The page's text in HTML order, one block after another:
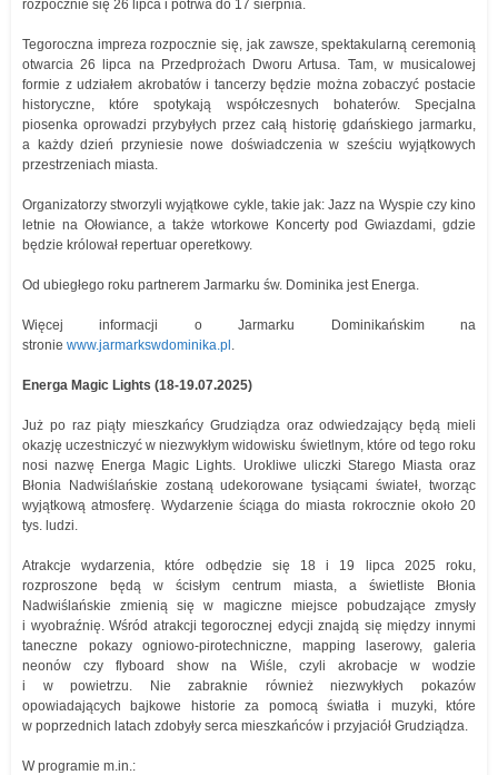
rozpocznie się 26 lipca i potrwa do 17 sierpnia.
Tegoroczna impreza rozpocznie się, jak zawsze, spektakularną ceremonią
otwarcia 26 lipca na Przedprożach Dworu Artusa. Tam, w musicalowej
formie z udziałem akrobatów i tancerzy będzie można zobaczyć postacie
historyczne, które spotykają współczesnych bohaterów. Specjalna
piosenka oprowadzi przybyłych przez całą historię gdańskiego jarmarku,
a każdy dzień przyniesie nowe doświadczenia w sześciu wyjątkowych
przestrzeniach miasta.
Organizatorzy stworzyli wyjątkowe cykle, takie jak: Jazz na Wyspie czy kino
letnie na Ołowiance, a także wtorkowe Koncerty pod Gwiazdami, gdzie
będzie królował repertuar operetkowy.
Od ubiegłego roku partnerem Jarmarku św. Dominika jest Energa.
Więcej informacji o Jarmarku Dominikańskim na
stronie www.jarmarkswdominika.pl
Energa Magic Lights (18-19.07.2025)
Już po raz piąty mieszkańcy Grudziądza oraz odwiedzający będą mieli
okazję uczestniczyć w niezwykłym widowisku świetlnym, które od tego roku
nosi nazwę Energa Magic Lights. Urokliwe uliczki Starego Miasta oraz
Błonia Nadwiślańskie zostaną udekorowane tysiącami świateł, tworząc
wyjątkową atmosferę. Wydarzenie ściąga do miasta rokrocznie około 20
tys. ludzi.
Atrakcje wydarzenia, które odbędzie się 18 i 19 lipca 2025 roku,
rozproszone będą w ścisłym centrum miasta, a świetliste Błonia
Nadwiślańskie zmienią się w magiczne miejsce pobudzające zmysły
i wyobraźnię. Wśród atrakcji tegorocznej edycji znajdą się między innymi
taneczne pokazy ogniowo-pirotechniczne, mapping laserowy, galeria
neonów czy flyboard show na Wiśle, czyli akrobacje w wodzie
i w powietrzu. Nie zabraknie również niezwykłych pokazów
opowiadających bajkowe historie za pomocą światła i muzyki, które
w poprzednich latach zdobyły serca mieszkańców i przyjaciół Grudziądza.
W programie m.in.: